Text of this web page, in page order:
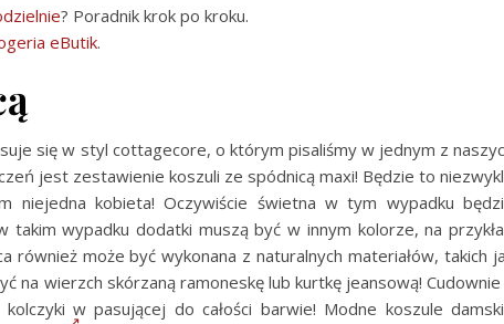
? Poradnik krok po kroku.
eButik.
się w styl cottagecore, o którym pisaliśmy w jednym z
jest zestawienie koszuli ze spódnicą maxi! Będzie to
niejedna kobieta! Oczywiście świetna w tym wypadku
takim wypadku dodatki muszą być w innym kolorze, na
również może być wykonana z naturalnych materiałów, takich
na wierzch skórzaną ramoneskę lub kurtkę jeansową! Cudownie
w pasującej do całości barwie! Modne koszule